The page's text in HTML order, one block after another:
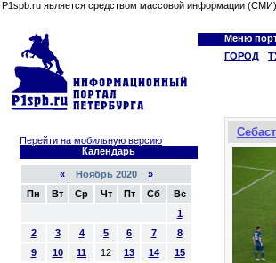
P1spb.ru является средством массовой информации
Меню
ГОРОД
Перейти на мобильную версию
Календарь
« Ноябрь 2020 »
Пн
Вт Ср Чт Пт Сб
Вс
1
2
3 4 5 6 7
8
9
10 11 12 13 14
15